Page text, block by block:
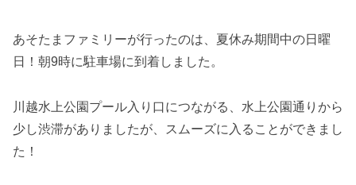
あそたまファミリーが行ったのは、夏休み期間中の日曜
日！朝9時に駐車場に到着しました。
川越水上公園プール入り口につながる、水上公園通りから
少し渋滞がありましたが、スムーズに入ることができまし
た！